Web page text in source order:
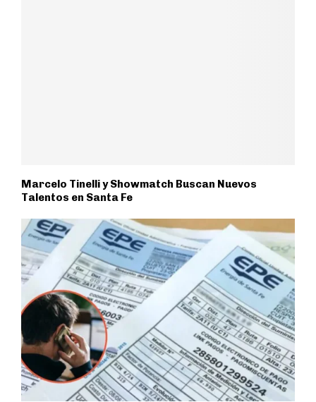
Marcelo Tinelli y Showmatch Buscan Nuevos
Talentos en Santa Fe